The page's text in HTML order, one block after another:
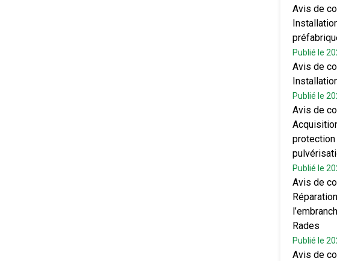
Avis de
Publié le
Avis de
Publié le
Avis de
Publié le
Avis de
Rades
Publié le
Avis de